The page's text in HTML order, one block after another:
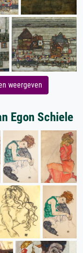
weergeven
Egon Schiele